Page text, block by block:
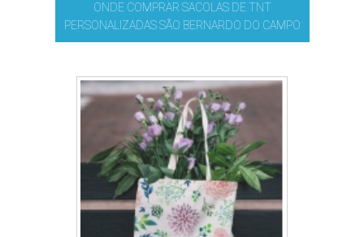
ONDE COMPRAR SACOLAS DE TNT
PERSONALIZADAS SÃO BERNARDO DO CAMPO